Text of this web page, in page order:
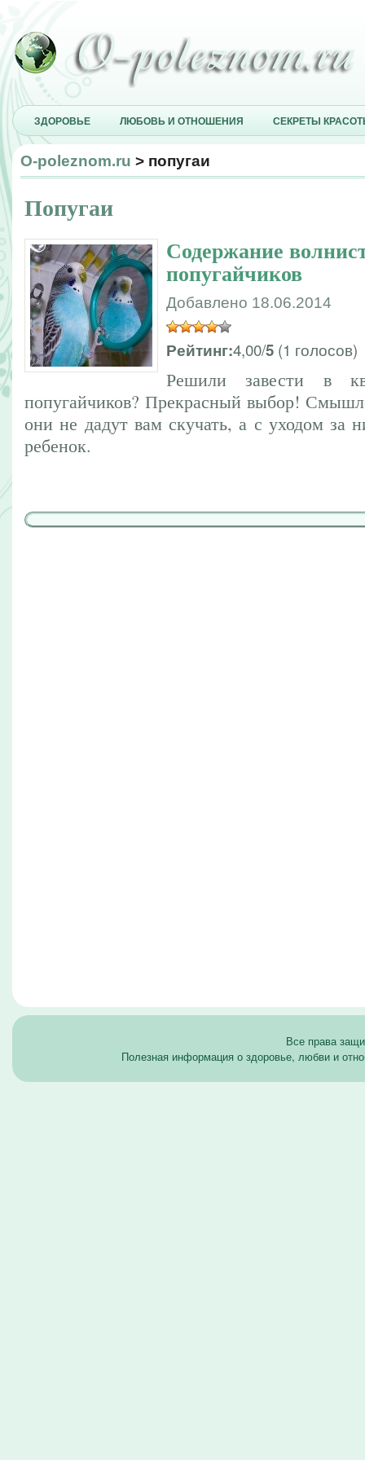
ЗДОРОВЬЕ ЛЮБОВЬ И ОТНОШЕНИЯ СЕКРЕТЫ
O-poleznom.ru > попугаи
Попугаи
Содержание
попугайчиков
Добавлено 18.06.2014
Рейтинг:4,00/5 (1 голосов)
Решили завести в
попугайчиков? Прекрасный выбор!
они не дадут вам скучать, а с уходом за
ребенок.
Все права
Полезная информация о здоровье, любви и